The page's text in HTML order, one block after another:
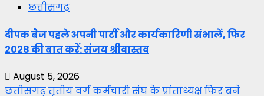
छत्तीसगढ़
दीपक बैज पहले अपनी पार्टी और कार्यकारिणी संभालें, फिर
2028 की बात करें: संजय श्रीवास्तव
August 5, 2026
छत्तीसगढ़ तृतीय वर्ग कर्मचारी संघ के प्रांताध्यक्ष फिर बने